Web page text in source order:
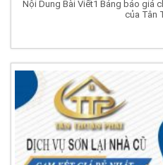
Nội Dung Bài Viết1 Bảng báo giá
của Tân